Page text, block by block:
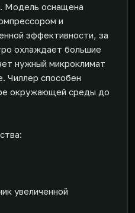
Модель оснащена
и
эффективности, за
охлаждает большие
нужный микроклимат
Чиллер способен
окружающей среды до
увеличенной